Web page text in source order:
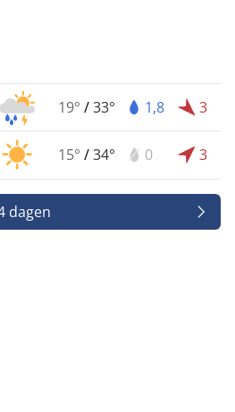
19° /33° 1,8 3
15° /34° 0 3
dagen